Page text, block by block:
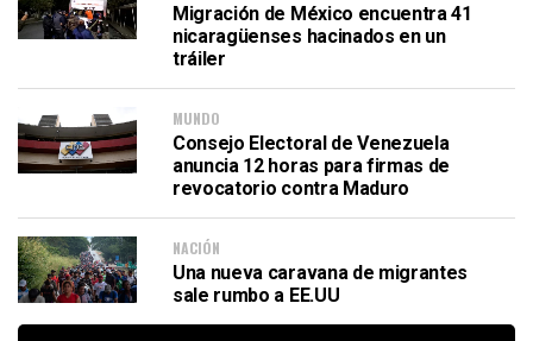
Migración de México encuentra 41
nicaragüenses hacinados en un
tráiler
MUNDO
Consejo Electoral de Venezuela
anuncia 12 horas para firmas de
revocatorio contra Maduro
NACIÓN
Una nueva caravana de migrantes
sale rumbo a EE.UU